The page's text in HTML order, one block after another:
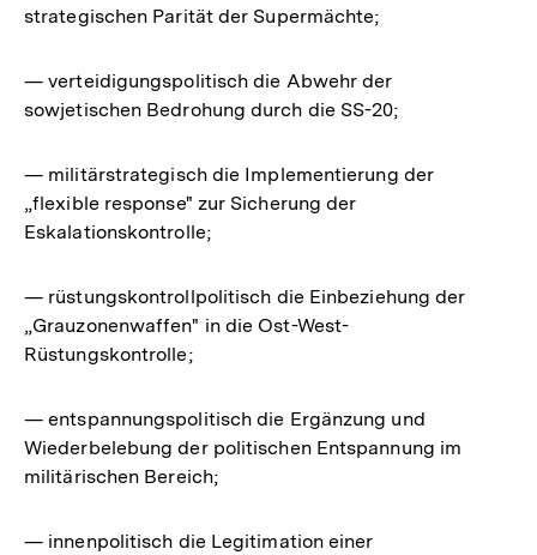
strategischen Parität der Supermächte;
— verteidigungspolitisch die Abwehr der
sowjetischen Bedrohung durch die SS-20;
— militärstrategisch die Implementierung der
„flexible response" zur Sicherung der
Eskalationskontrolle;
— rüstungskontrollpolitisch die Einbeziehung der
„Grauzonenwaffen" in die Ost-West-
Rüstungskontrolle;
— entspannungspolitisch die Ergänzung und
Wiederbelebung der politischen Entspannung im
militärischen Bereich;
— innenpolitisch die Legitimation einer